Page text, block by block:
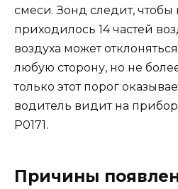
смеси. Зонд следит, чтобы
приходилось 14 частей
воздуха может
любую сторону, но не
только этот порог
водитель видит на
Р0171.
Причины